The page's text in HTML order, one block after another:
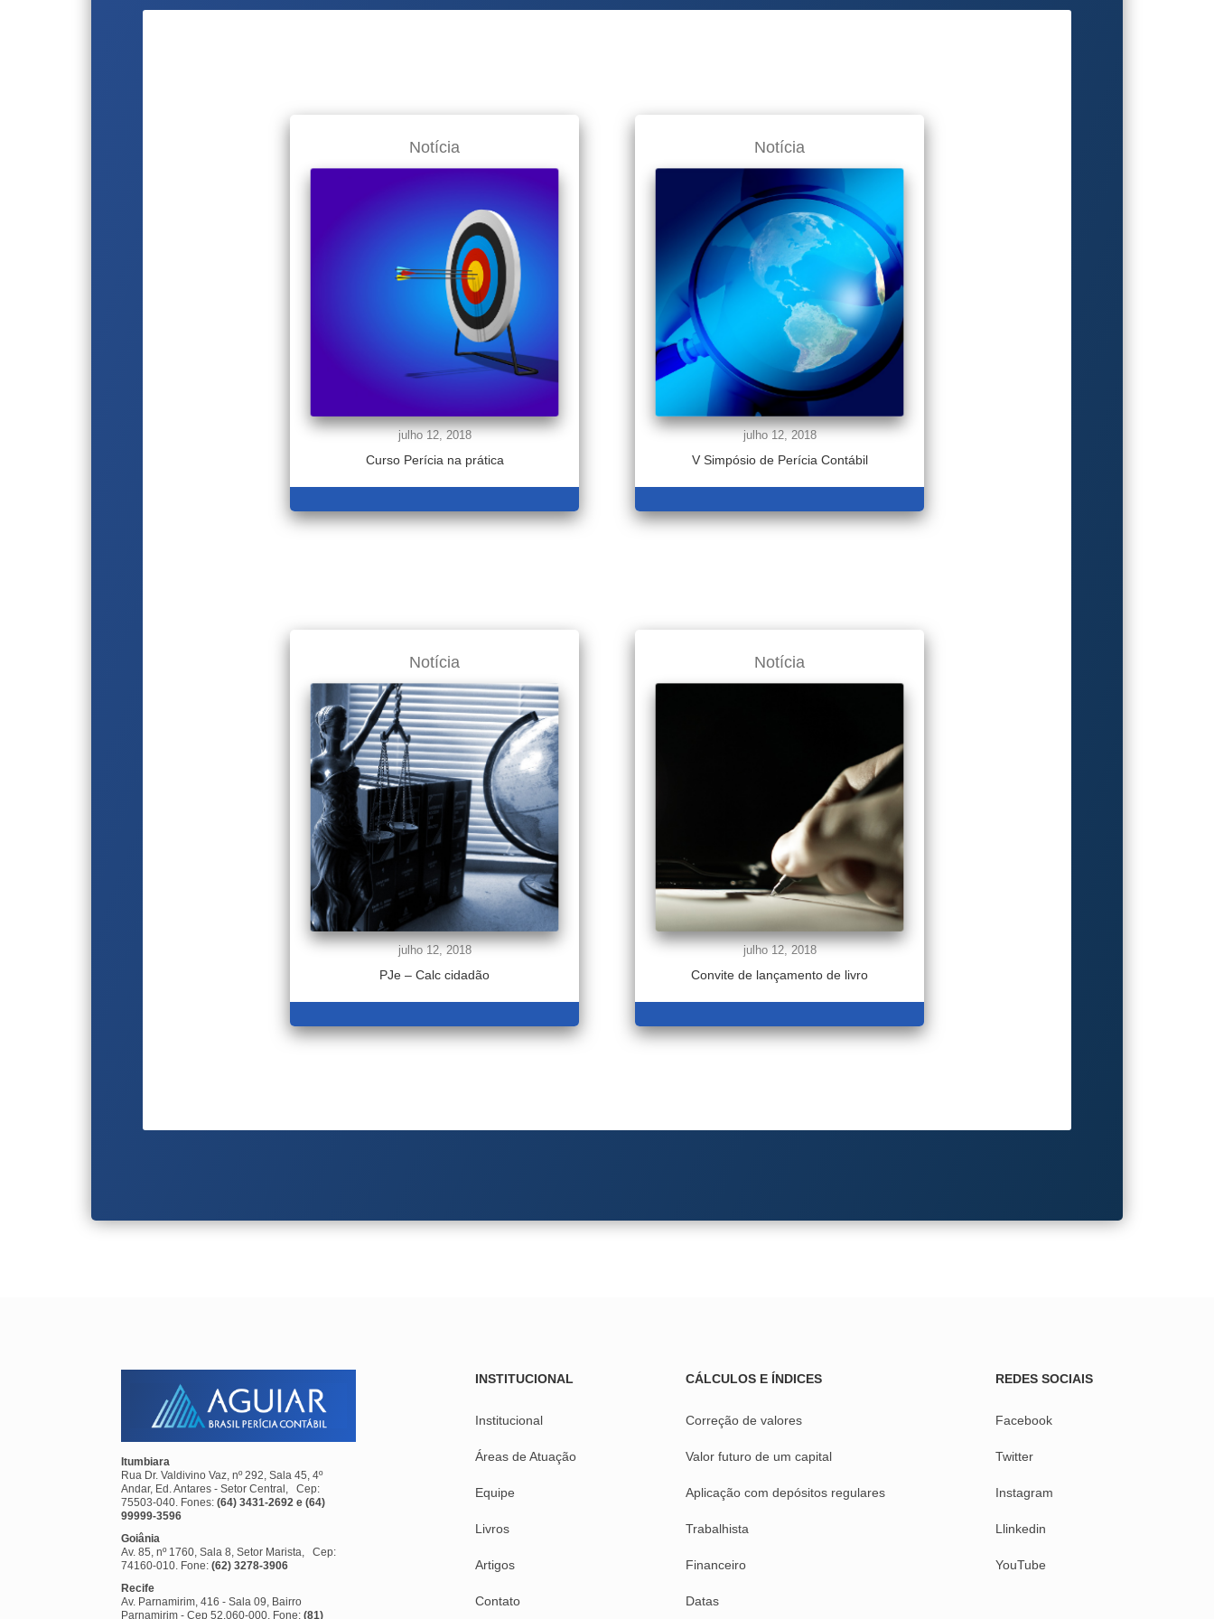
Notícia
julho 12, 2018
Curso Perícia na prática
LER MAIS
Notícia
julho 12, 2018
V Simpósio de Perícia Contábil
LER MAIS
Notícia
julho 12, 2018
PJe – Calc cidadão
LER MAIS
Notícia
julho 12, 2018
Convite de lançamento de livro
LER MAIS
Itumbiara
Rua Dr. Valdivino Vaz, nº 292, Sala 45, 4º
Andar, Ed. Antares - Setor Central, Cep:
75503-040. Fones: (64) 3431-2692 e (64)
99999-3596
Goiânia
Av. 85, nº 1760, Sala 8, Setor Marista, Cep:
74160-010. Fone: (62) 3278-3906
Recife
Av. Parnamirim, 416 - Sala 09, Bairro
Parnamirim - Cep 52.060-000. Fone:(81)
INSTITUCIONAL
Institucional
Áreas de Atuação
Equipe
Livros
Artigos
Contato
CÁLCULOS E ÍNDICES
Correção de valores
Valor futuro de um capital
Aplicação com depósitos regulares
Trabalhista
Financeiro
Datas
REDES SOCIAIS
Facebook
Twitter
Instagram
Llinkedin
YouTube